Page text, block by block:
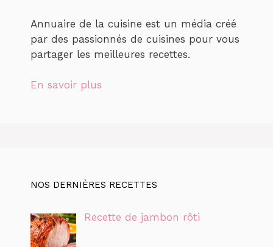
Annuaire de la cuisine est un média créé
par des passionnés de cuisines pour vous
partager les meilleures recettes.
En savoir plus
NOS DERNIÈRES RECETTES
Recette de jambon rôti